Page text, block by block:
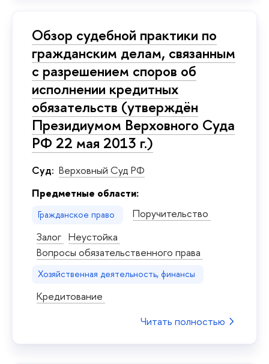
Обзор судебной практики по
гражданским делам, связанным
с разрешением споров об
исполнении кредитных
обязательств (утверждён
Президиумом Верховного Суда
РФ 22 мая 2013 г.)
Суд: Верховный Суд РФ
Предметные области:
Гражданское право
Поручительство
Залог Неустойка
Вопросы обязательственного права
Хозяйственная деятельность, финансы
Кредитование
Читать полностью